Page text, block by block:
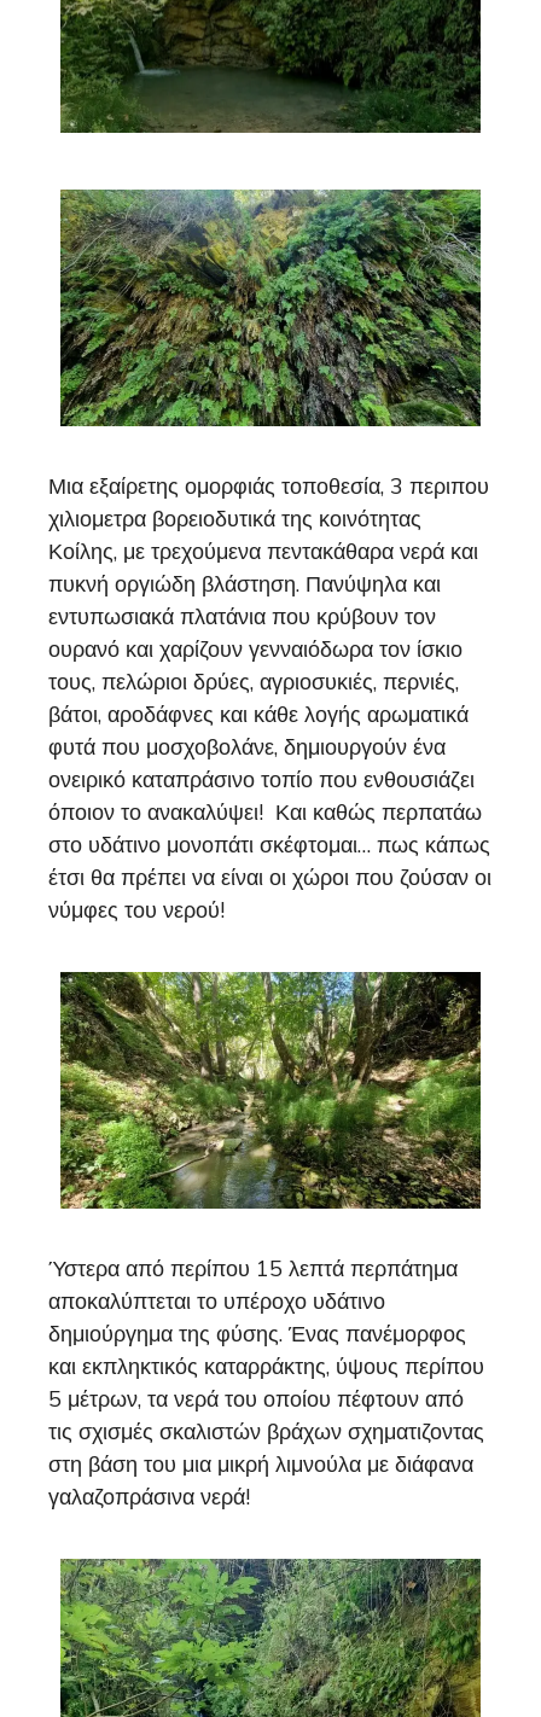
Μια εξαίρετης ομορφιάς τοποθεσία, 3 περιπου
χιλιομετρα βορειοδυτικά της κοινότητας
Κοίλης, με τρεχούμενα πεντακάθαρα νερά και
πυκνή οργιώδη βλάστηση. Πανύψηλα και
εντυπωσιακά πλατάνια που κρύβουν τον
ουρανό και χαρίζουν γενναιόδωρα τον ίσκιο
τους, πελώριοι δρύες, αγριοσυκιές, περνιές,
βάτοι, αροδάφνες και κάθε λογής αρωματικά
φυτά που μοσχοβολάνε, δημιουργούν ένα
ονειρικό καταπράσινο τοπίο που ενθουσιάζει
όποιον το ανακαλύψει! Και καθώς περπατάω
στο υδάτινο μονοπάτι σκέφτομαι… πως κάπως
έτσι θα πρέπει να είναι οι χώροι που ζούσαν οι
νύμφες του νερού!
Ύστερα από περίπου 15 λεπτά περπάτημα
αποκαλύπτεται το υπέροχο υδάτινο
δημιούργημα της φύσης. Ένας πανέμορφος
και εκπληκτικός καταρράκτης, ύψους περίπου
5 μέτρων, τα νερά του οποίου πέφτουν από
τις σχισμές σκαλιστών βράχων σχηματιζοντας
στη βάση του μια μικρή λιμνούλα με διάφανα
γαλαζοπράσινα νερά!